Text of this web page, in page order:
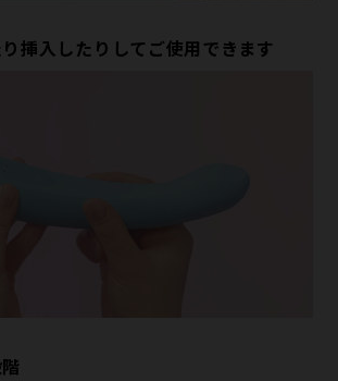
挿入したりしてご使用できます